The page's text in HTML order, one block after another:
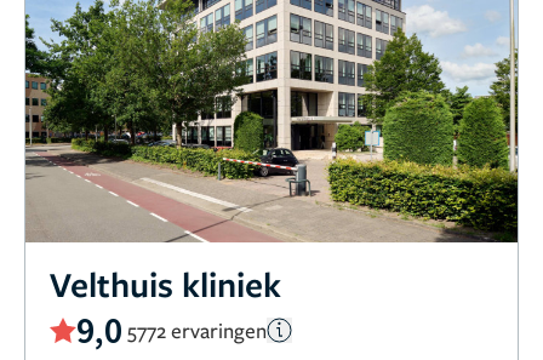
Velthuis kliniek
9,0 5772 ervaringen